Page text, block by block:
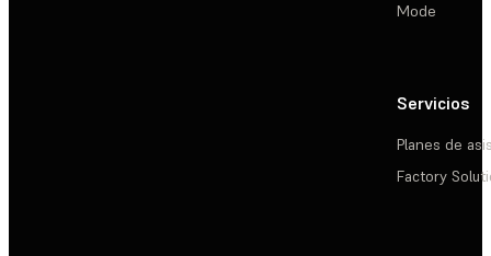
Mode
Servicios
Planes de
Factory